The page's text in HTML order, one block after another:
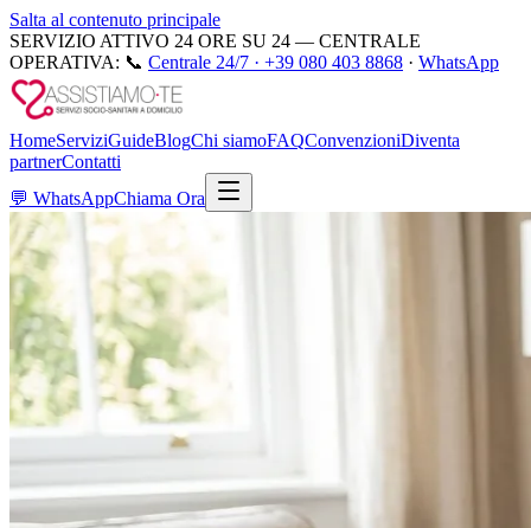
Salta al contenuto principale
SERVIZIO ATTIVO 24 ORE SU 24 — CENTRALE
OPERATIVA: 📞 Centrale 24/7 · +39 080 403 8868 · WhatsApp
HomeServiziGuideBlogChi siamoFAQConvenzioniDiventa
partnerContatti
💬 WhatsAppChiama Ora